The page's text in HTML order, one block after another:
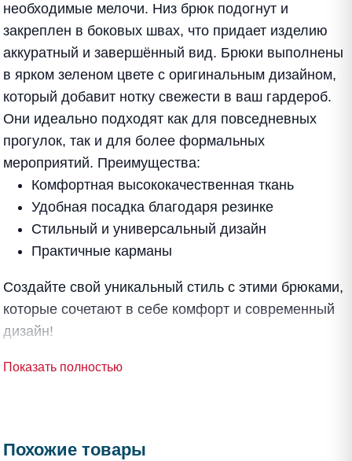
необходимые мелочи. Низ брюк подогнут и
закреплен в боковых швах, что придает изделию
аккуратный и завершённый вид. Брюки выполнены
в ярком зеленом цвете с оригинальным дизайном,
который добавит нотку свежести в ваш гардероб.
Они идеально подходят как для повседневных
прогулок, так и для более формальных
мероприятий. Преимущества:
Комфортная высококачественная ткань
Удобная посадка благодаря резинке
Стильный и универсальный дизайн
Практичные карманы
Создайте свой уникальный стиль с этими брюками,
которые сочетают в себе комфорт и современный
дизайн!
Показать полностью
Похожие товары